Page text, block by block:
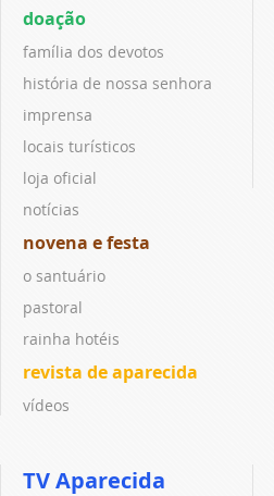
doação
família dos devotos
história de nossa senhora
imprensa
locais turísticos
loja oficial
notícias
novena e festa
o santuário
pastoral
rainha hotéis
revista de aparecida
vídeos
TV Aparecida